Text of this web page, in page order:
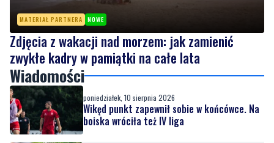
MATERIAŁ PARTNERA NOWE
Zdjęcia z wakacji nad morzem: jak zamienić
zwykłe kadry w pamiątki na całe lata
Wiadomości
poniedziałek, 10 sierpnia 2026
Wikęd punkt zapewnił sobie w końcówce. Na
boiska wróciła też IV liga